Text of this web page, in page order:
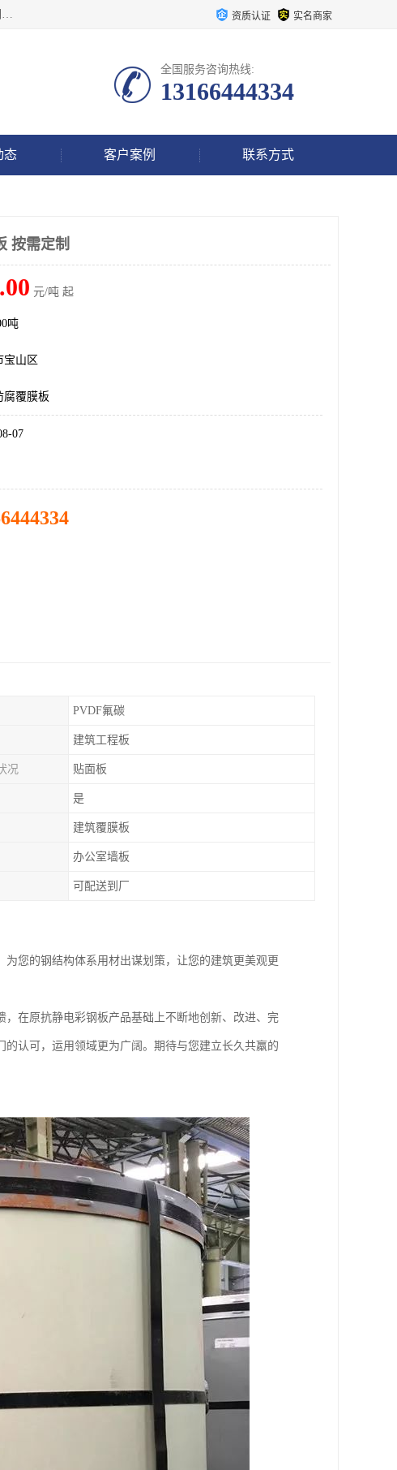
上海轩本实业有限公司于2017年注册地位于上海市宝山区，主要经营产品有：宝山彩钢卷，宝山镀铝锌，宝山彩钢板，宝山彩钢瓦等产品的生产和销售。 资质认证 实名商家
全国服务咨询热线:
13166444334
态 客户案例 联系方式
按需定制
元/吨 起
吨
宝山区
腐覆膜板
07
PVDF氟碳
建筑工程板
况 贴面板
是
建筑覆膜板
办公室墙板
可配送到厂
您的钢结构体系用材出谋划策，让您的建筑更美观更
在原抗静电彩钢板产品基础上不断地创新、改进、完
认可，运用领域更为广阔。期待与您建立长久共羸的